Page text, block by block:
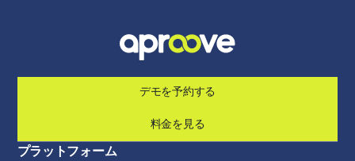
デモを予約する
料金を見る
プラットフォーム